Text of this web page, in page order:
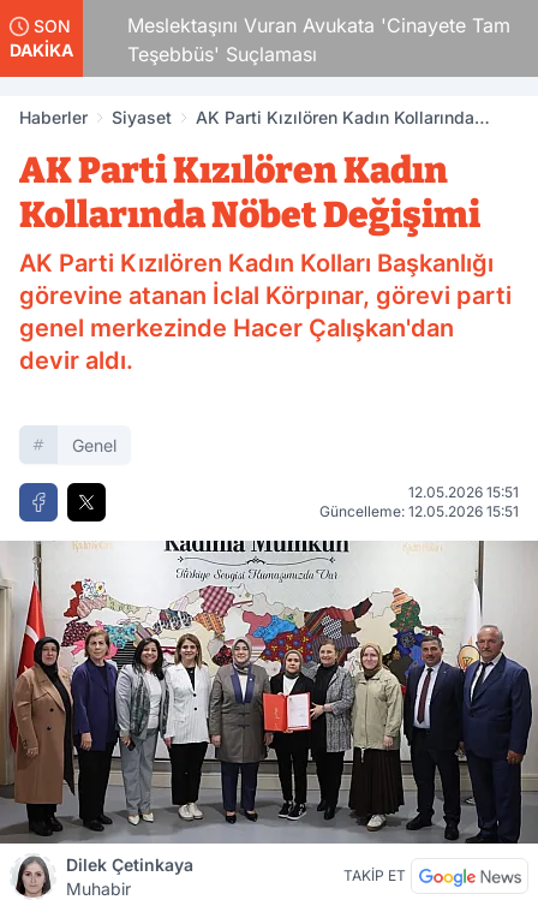
SON
DAKİKA
Meslektaşını Vuran Avukata 'Cinayete Tam
Teşebbüs' Suçlaması
Haberler Siyaset
AK Parti Kızılören Kadın Kollarında
AK Parti Kızılören Kadın
Kollarında Nöbet Değişimi
AK Parti Kızılören Kadın Kolları Başkanlığı
görevine atanan İclal Körpınar, görevi parti
genel merkezinde Hacer Çalışkan'dan
devir aldı.
Genel
12.05.2026 15:51
Güncelleme: 12.05.2026 15:51
Dilek Çetinkaya
Muhabir
TAKİP ET